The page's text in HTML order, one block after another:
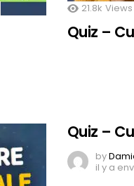
21.8k Views
Quiz –
Quiz –
by
il y a